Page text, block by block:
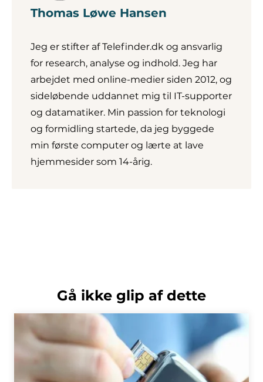
Thomas Løwe Hansen
Jeg er stifter af Telefinder.dk og ansvarlig
for research, analyse og indhold. Jeg har
arbejdet med online-medier siden 2012, og
sideløbende uddannet mig til IT-supporter
og datamatiker. Min passion for teknologi
og formidling startede, da jeg byggede
min første computer og lærte at lave
hjemmesider som 14-årig.
Gå ikke glip af dette